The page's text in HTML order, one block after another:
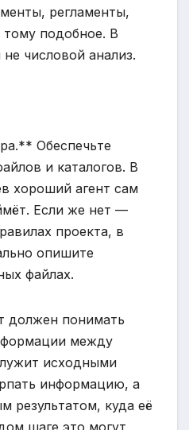
регламенты,
тому подобное. В
числовой анализ.
Обеспечьте
и каталогов. В
хороший агент сам
Если же нет —
проекта, в
опишите
файлах.
должен понимать
между
исходными
информацию, а
результатом, куда её